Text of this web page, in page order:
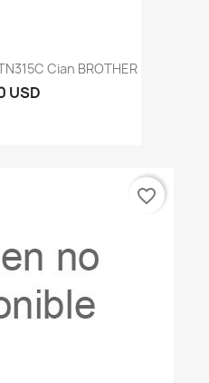
Cian BROTHER
USD
favorite_border